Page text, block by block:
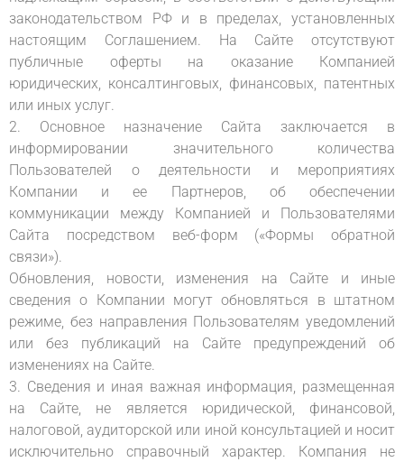
законодательством РФ и в пределах, установленных
настоящим Соглашением. На Сайте отсутствуют
публичные оферты на оказание Компанией
юридических, консалтинговых, финансовых, патентных
или иных услуг.
2. Основное назначение Сайта заключается в
информировании значительного количества
Пользователей о деятельности и мероприятиях
Компании и ее Партнеров, об обеспечении
коммуникации между Компанией и Пользователями
Сайта посредством веб-форм («Формы обратной
связи»).
Обновления, новости, изменения на Сайте и иные
сведения о Компании могут обновляться в штатном
режиме, без направления Пользователям уведомлений
или без публикаций на Сайте предупреждений об
изменениях на Сайте.
3. Сведения и иная важная информация, размещенная
на Сайте, не является юридической, финансовой,
налоговой, аудиторской или иной консультацией и носит
исключительно справочный характер. Компания не